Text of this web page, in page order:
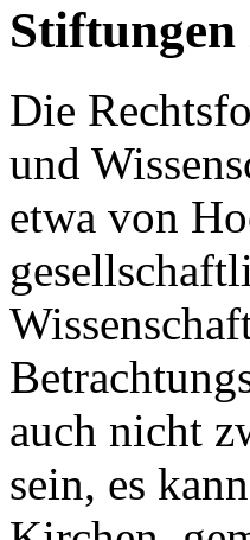
Stiftungen
Die
und
etwa von
auch nicht
sein, es